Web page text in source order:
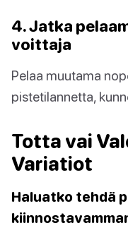
4. Jatka
voittaja
Pelaa muutama
pistetilannetta,
Totta vai
Variatiot
Haluatko tehdä